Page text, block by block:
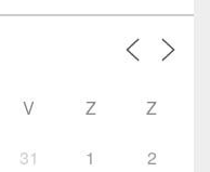
V Z Z
31 1 2